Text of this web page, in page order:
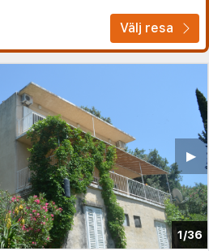
Välj resa
1/36
▶︎